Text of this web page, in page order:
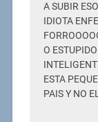
A SUBIR
IDIOTA
O
ESTA
PAIS Y NO